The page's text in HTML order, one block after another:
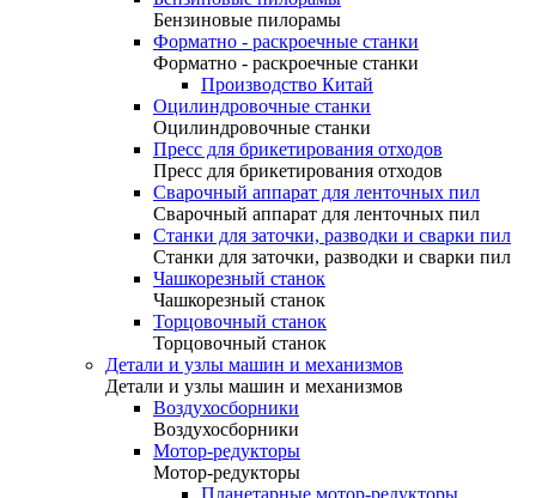
Бензиновые пилорамы
Форматно - раскроечные станки
Форматно - раскроечные станки
Производство Китай
Оцилиндровочные станки
Оцилиндровочные станки
Пресс для брикетирования отходов
Пресс для брикетирования отходов
Сварочный аппарат для ленточных пил
Сварочный аппарат для ленточных пил
Станки для заточки, разводки и сварки пил
Станки для заточки, разводки и сварки пил
Чашкорезный станок
Чашкорезный станок
Торцовочный станок
Торцовочный станок
Детали и узлы машин и механизмов
Детали и узлы машин и механизмов
Воздухосборники
Воздухосборники
Мотор-редукторы
Мотор-редукторы
Планетарные мотор-редукторы